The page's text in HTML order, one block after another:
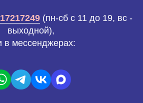
(пн-сб с 11 до 19, вс -
выходной),
в мессенджерах: